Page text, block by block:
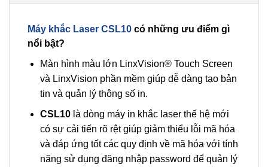
Máy khắc Laser CSL10 có những ưu điểm gì
nổi bật?
Màn hình màu lớn LinxVision® Touch Screen
và LinxVision phần mềm giúp dễ dàng tạo bản
tin và quản lý thông số in.
CSL10là dòng máy in khắc laser thế hệ mới
có sự cải tiến rõ rệt giúp giảm thiểu lỗi mã hóa
và đáp ứng tốt các quy định về mã hóa với tính
năng sử dụng đăng nhập password để quản lý